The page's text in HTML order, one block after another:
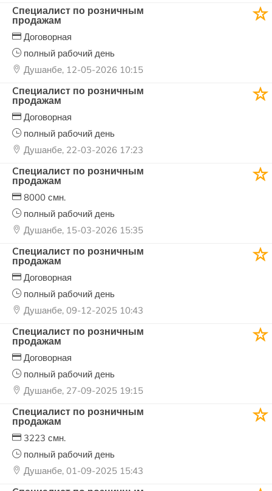
Cпециалист по розничным
продажам
Договорная
полный рабочий день
Душанбе, 12-05-2026 10:15
Cпециалист по розничным
продажам
Договорная
полный рабочий день
Душанбе, 22-03-2026 17:23
Cпециалист по розничным
продажам
8000 смн.
полный рабочий день
Душанбе, 15-03-2026 15:35
Cпециалист по розничным
продажам
Договорная
полный рабочий день
Душанбе, 09-12-2025 10:43
Cпециалист по розничным
продажам
Договорная
полный рабочий день
Душанбе, 27-09-2025 19:15
Cпециалист по розничным
продажам
3223 смн.
полный рабочий день
Душанбе, 01-09-2025 15:43